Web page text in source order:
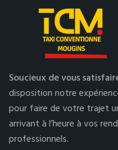
Soucieux de vous
disposition notre
pour faire de votre trajet
arrivant à l’heure à vos
professionnels.